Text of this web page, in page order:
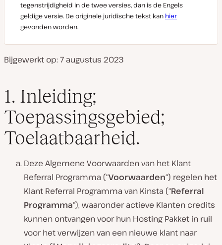
tegenstrijdigheid in de twee versies, dan is de Engels
geldige versie. De originele juridische tekst kan hier
gevonden worden.
Bijgewerkt op: 7 augustus 2023
1. Inleiding;
Toepassingsgebied;
Toelaatbaarheid.
Deze Algemene Voorwaarden van het Klant
Referral Programma (“Voorwaarden“) regelen het
Klant Referral Programma van Kinsta (“Referral
Programma“), waaronder actieve Klanten credits
kunnen ontvangen voor hun Hosting Pakket in ruil
voor het verwijzen van een nieuwe klant naar